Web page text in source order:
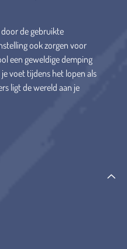
de gebruikte
ook zorgen voor
een geweldige demping
voet tijdens het lopen als
ligt de wereld aan je